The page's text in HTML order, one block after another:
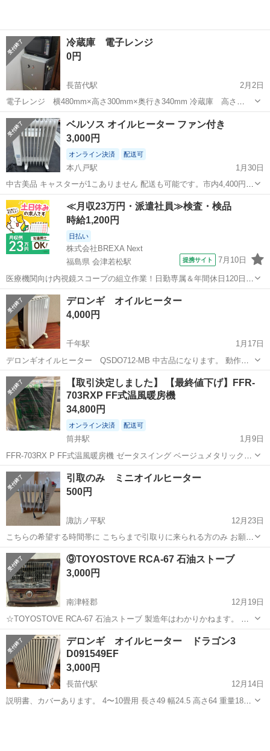
冷蔵庫 電子レンジ
0円
長苗代駅
2月2日
電子レンジ 横480mm×高さ300mm×奥行き340mm 冷蔵庫 高さ
1110mm×横480mm×奥行き510mm 単身赴任終了に伴い不要となりま
す。 各製品10年以上経過してますが、元気に稼働して おります。
青森 八戸市 季節、空調家電 奥行き
ベルソス オイルヒーター ファン付き
3,000円
オンライン決済 配送可
本八戸駅
1月30日
中古美品 キャスターが1こありません 配送も可能です。市内4,400円そ
の他地域要相談 AT軽トラックの貸し出しも可能です。 8時間3,300円
ガソリン代別途 現地での現金払いOK
青森 八戸市 本八戸駅 季節、空調家電 ベルソス
≪月収23万円・派遣社員≫検査・検品
時給1,200円
日払い
株式会社BREXA Next
福島県 会津若松駅
提携サイト 7月10日
医療機関向け内視鏡スコープの組立作業！日勤専属＆年間休日120日
★◎20代～40代の男女活躍中！送迎あり！マイカー通勤OK◎無料駐車
場あり★日払いあり◎空調完備で快適作業！《福島県会津若松市》 人
気の工場のお仕事 ◇医療機...
福島 会津若松市 会津若松駅 その他
デロンギ オイルヒーター
4,000円
千年駅
1月17日
デロンギオイルヒーター QSDO712-MB 中古品になります。 動作確
認で30分ぐらい電源入れて暖かくなりました。
青森 弘前市 千年駅 季節、空調家電 デロンギ
【取引決定しました】 【最終値下げ】FFR-
703RXP FF式温風暖房機
34,800円
オンライン決済 配送可
筒井駅
1月9日
FFR-703RX P FF式温風暖房機 ゼータスイング ベージュメタリック
[木造18畳まで /コンクリート29畳まで /対流式] 【仕様】
https://www.biccamera.com/bc/item/35450...
青森 青森市 筒井駅 季節、空調家電 FFストーブ
引取のみ ミニオイルヒーター
500円
諏訪ノ平駅
12月23日
こちらの希望する時間帯に こちらまで引取りに来られる方のみ お願い
します。 日曜日の朝早くもしくは平日の早朝 こちら近くの駐車場で受
渡し希望です。 一部焦げたような汚れがありますが （画像２枚目）
動作に問題はありません。
青森 三戸郡 諏訪ノ平駅 季節、空調家電 時間帯
⑨TOYOSTOVE RCA-67 石油ストーブ
3,000円
南津軽郡
12月19日
☆TOYOSTOVE RCA-67 石油ストーブ 製造年はわかりかねます。 こ
ちらは中古品になります。 ご理解いただける方のみお願いいたしま
す。 ※短時間ですが動作確認済みです。 ノークレーム・ノー...
青森 南津軽郡 季節、空調家電 石油ストーブ
デロンギ オイルヒーター ドラゴン3
D091549EF
3,000円
長苗代駅
12月14日
説明書、カバーあります。 4〜10畳用 長さ49 幅24.5 高さ64 重量18㌔